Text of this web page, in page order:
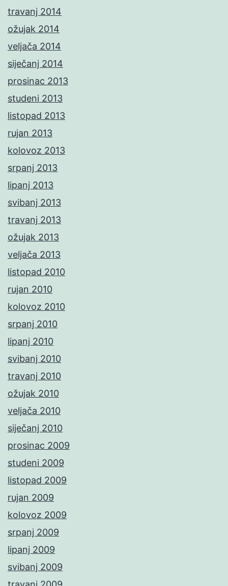
travanj 2014
ožujak 2014
veljača 2014
siječanj 2014
prosinac 2013
studeni 2013
listopad 2013
rujan 2013
kolovoz 2013
srpanj 2013
lipanj 2013
svibanj 2013
travanj 2013
ožujak 2013
veljača 2013
listopad 2010
rujan 2010
kolovoz 2010
srpanj 2010
lipanj 2010
svibanj 2010
travanj 2010
ožujak 2010
veljača 2010
siječanj 2010
prosinac 2009
studeni 2009
listopad 2009
rujan 2009
kolovoz 2009
srpanj 2009
lipanj 2009
svibanj 2009